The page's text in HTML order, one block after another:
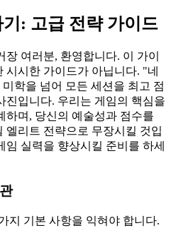
: 고급 전략 가이드
여러분, 환영합니다. 이 가이
시시한 가이드가 아닙니다. "네
학을 넘어 모든 세션을 최고 점
진입니다. 우리는 게임의 핵심을
하며, 당신의 예술성과 점수를
엘리트 전략으로 무장시킬 것입
실력을 향상시킬 준비를 하세
지 기본 사항을 익혀야 합니다.